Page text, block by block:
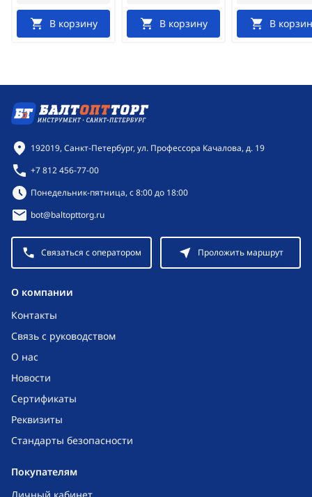
В корзину В корзину В
O компании
Контакты
Связь с руководством
О нас
Новости
Сертификаты
Реквизиты
Стандарты безопасности
Покупателям
Контактная информация
192019, Санкт-Петербург, ул. Профессора Качалова, д. 19
+7 812 456-77-00
Режим работы:
Понедельник-пятница, с 8:00 до 18:00
bot@baltopttorg.ru
Связаться с оператором Проложить маршрут